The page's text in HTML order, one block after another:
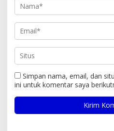
Simpan nama, email, dan
ini untuk komentar saya